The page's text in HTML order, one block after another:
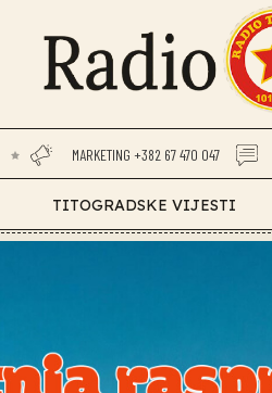
MARKETING +382 67 470 047
TITOGRADSKE VIJESTI